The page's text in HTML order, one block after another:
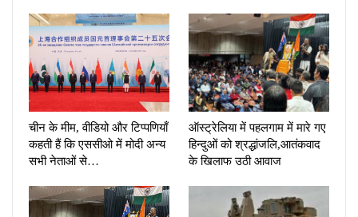
चीन के मीम, वीडियो और टिप्पणियाँ
कहती हैं कि एससीओ में मोदी अन्य
सभी नेताओं से…
ऑस्ट्रेलिया में पहलगाम में मारे गए
हिन्दुओं को श्रद्धांजलि,आतंकवाद
के खिलाफ उठी आवाज